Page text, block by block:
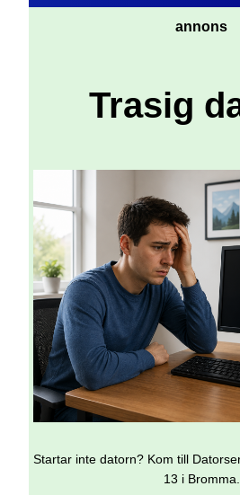
annons
Trasig
Startar inte datorn? Kom till
13 i Bromma.